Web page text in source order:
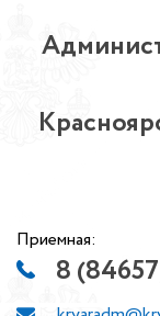
Приемная:
8